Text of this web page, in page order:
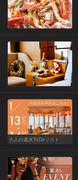
Vol.28
大人の週末ToDoリスト